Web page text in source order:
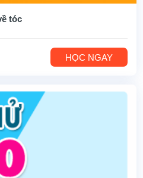
tóc
HỌC NGAY